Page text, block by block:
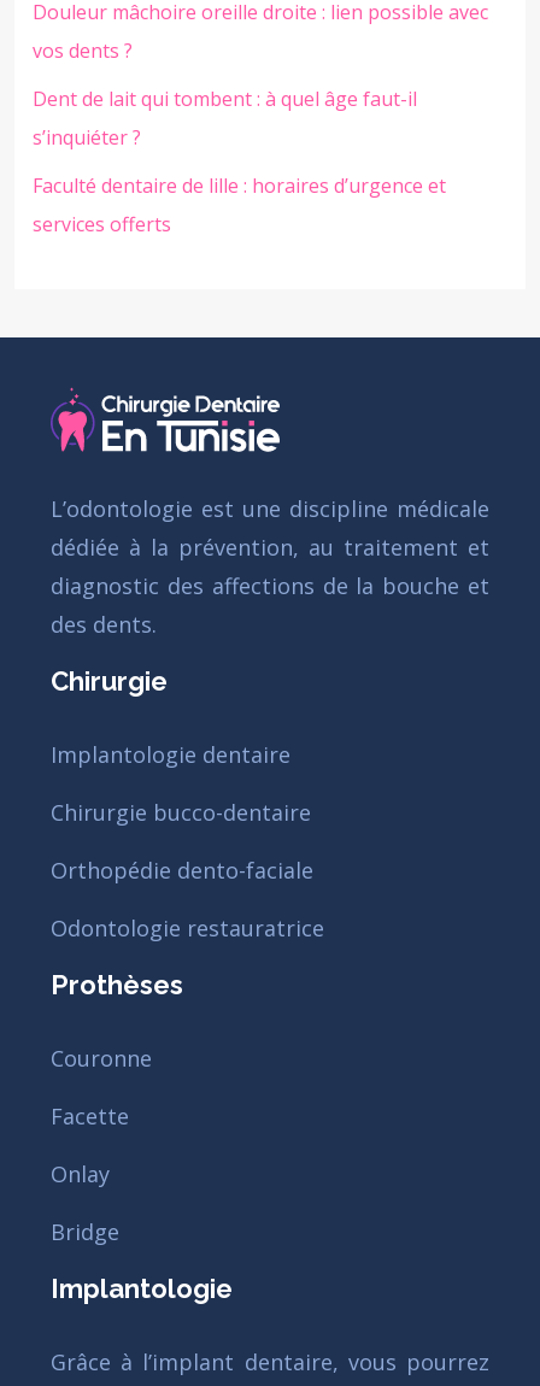
Douleur mâchoire oreille droite : lien possible avec
vos dents ?
Dent de lait qui tombent : à quel âge faut-il
s’inquiéter ?
Faculté dentaire de lille : horaires d’urgence et
services offerts
L’odontologie est une discipline médicale
dédiée à la prévention, au traitement et
diagnostic des affections de la bouche et
des dents.
Chirurgie
Implantologie dentaire
Chirurgie bucco-dentaire
Orthopédie dento-faciale
Odontologie restauratrice
Prothèses
Couronne
Facette
Onlay
Bridge
Implantologie
Grâce à l’implant dentaire, vous pourrez